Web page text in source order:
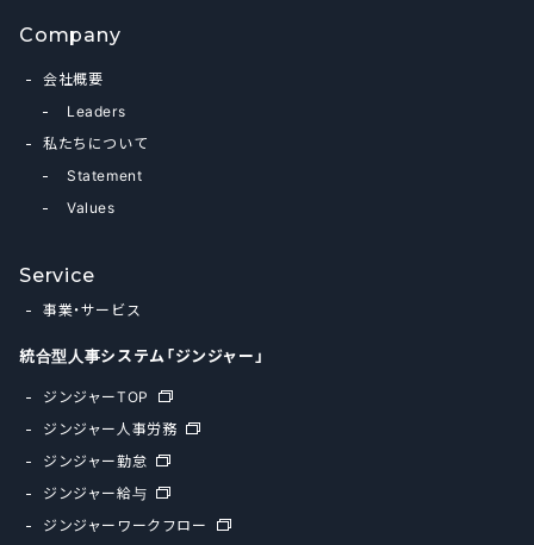
Company
会社概要
Leaders
私たちについて
Statement
Values
Service
事業・サービス
統合型人事システム「ジンジャー」
ジンジャーTOP
ジンジャー人事労務
ジンジャー勤怠
ジンジャー給与
ジンジャーワークフロー